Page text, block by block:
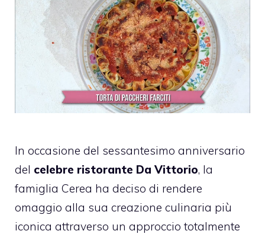
In occasione del sessantesimo anniversario
del celebre ristorante Da Vittorio, la
famiglia Cerea ha deciso di rendere
omaggio alla sua creazione culinaria più
iconica attraverso un approccio totalmente